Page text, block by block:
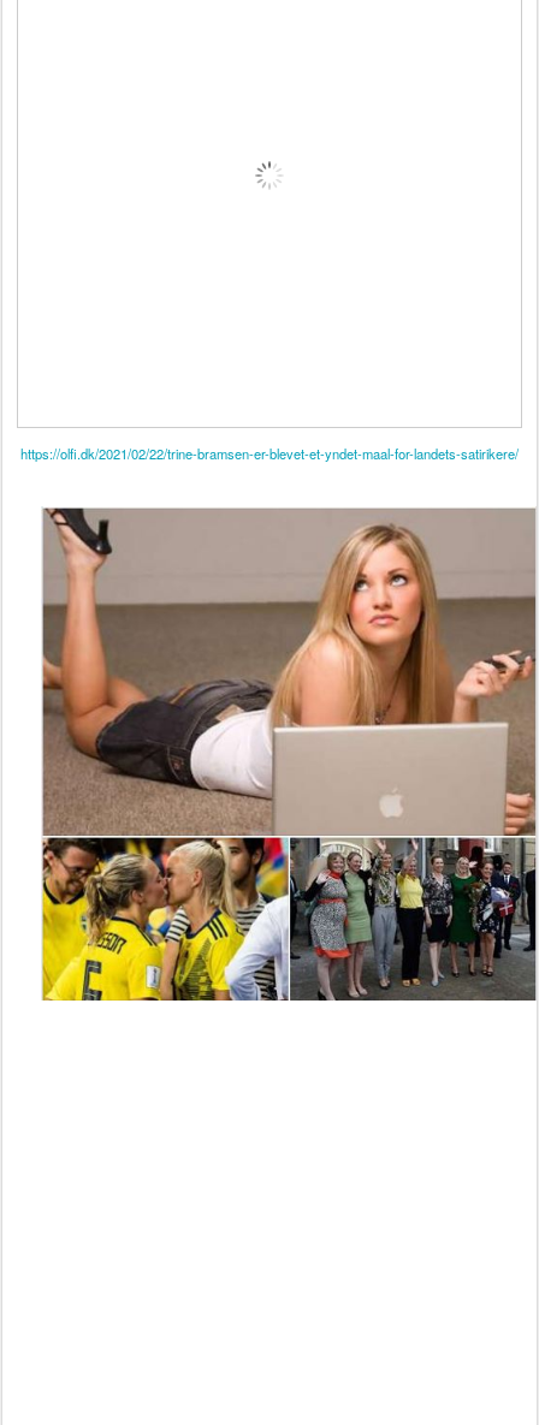
https://olfi.dk/2021/02/22/trine-bramsen-er-blevet-et-yndet-maal-for-landets-satirikere/